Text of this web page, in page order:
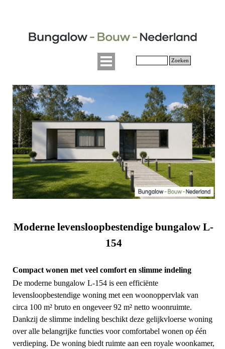
Zoeken
Moderne levensloopbestendige bungalow L-
154
Compact wonen met veel comfort en slimme indeling
De moderne bungalow L-154 is een efficiënte
levensloopbestendige woning met een woonoppervlak van
circa 100 m² bruto en ongeveer 92 m² netto woonruimte.
Dankzij de slimme indeling beschikt deze gelijkvloerse woning
over alle belangrijke functies voor comfortabel wonen op één
verdieping. De woning biedt ruimte aan een royale woonkamer,